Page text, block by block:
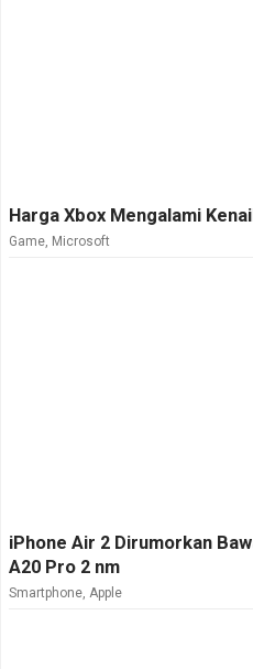
Harga Xbox Mengalami
Game, Microsoft
iPhone Air 2 Dirumorkan
A20 Pro 2 nm
Smartphone, Apple